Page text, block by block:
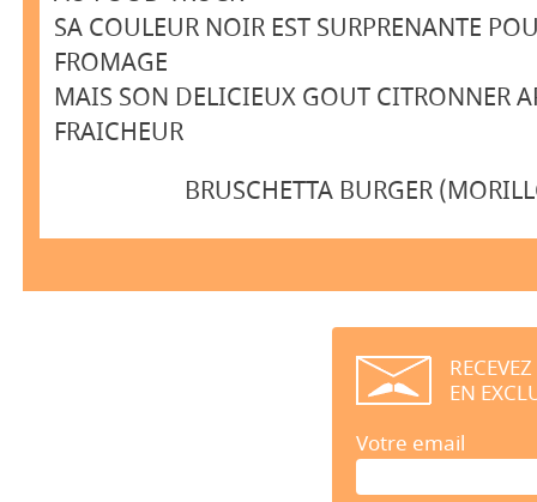
SA COULEUR NOIR EST SURPRENANTE
FROMAGE
MAIS SON DELICIEUX GOUT CITRONNER
FRAICHEUR
BRUSCHETTA BURGER
EN
Votre email